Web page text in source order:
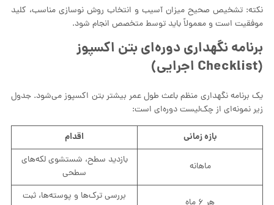
نکته: تشخیص صحیح میزان آسیب و انتخاب روش نوسازی مناسب، کلید
موفقیت است و معمولاً باید توسط متخصص انجام شود.
برنامه نگهداری دوره‌ای بتن اکسپوز
(Checklist اجرایی)
یک برنامه نگهداری منظم باعث طول عمر بیشتر بتن اکسپوز می‌شود. جدول
زیر نمونه‌ای از چک‌لیست دوره‌ای است:
بازه زمانی اقدام
ماهانه
بازدید سطح، شستشوی لکه‌های
سطحی
بررسی ترک‌ها و پوسته‌ها، ثبت